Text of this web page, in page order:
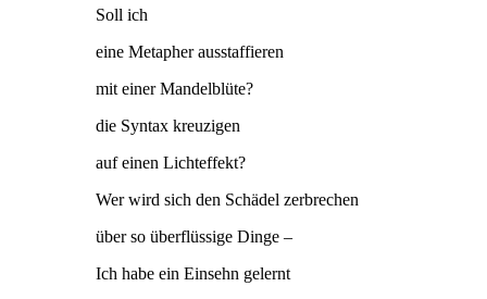
Soll ich
eine Metapher ausstaffieren
mit einer Mandelblüte?
die Syntax kreuzigen
auf einen Lichteffekt?
Wer wird sich den Schädel zerbrechen
über so überflüssige Dinge –
Ich habe ein Einsehn gelernt